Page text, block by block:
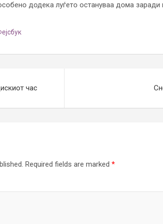
додека луѓето остануваа дома заради
час
Required fields are marked *